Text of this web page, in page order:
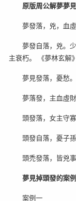
原版周公解夢夢
夢發落，兇，血虛
夢發自落，兇。少
主衰朽。 《夢林玄解》
夢見發落，憂愁。
夢落發，主血虛財
頭發落，女主守寡
頭發自落，憂子孫
頭禿發落，皆兇事
夢見掉頭發的案
案例一